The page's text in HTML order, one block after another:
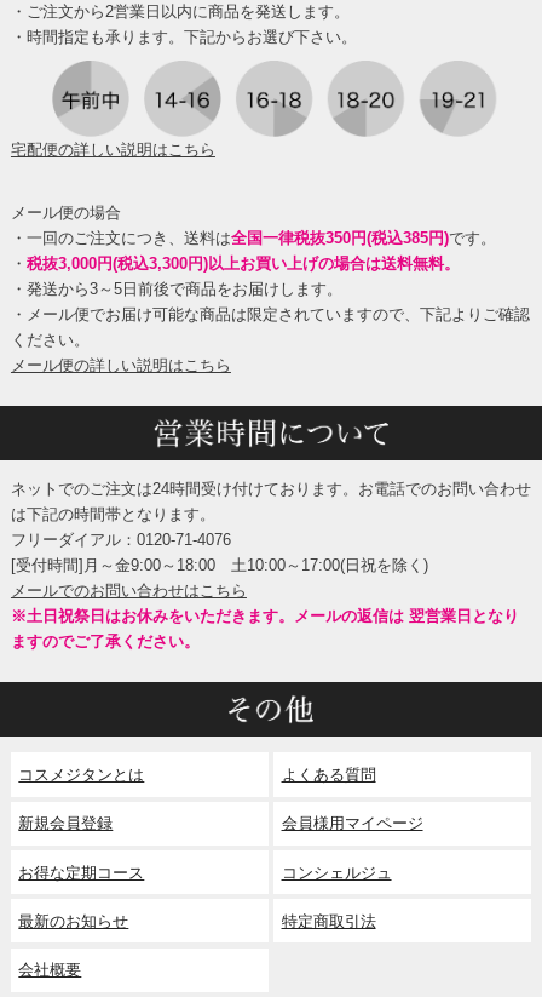
・ご注文から2営業日以内に商品を発送します。
・時間指定も承ります。下記からお選び下さい。
宅配便の詳しい説明はこちら
メール便の場合
・一回のご注文につき、送料は全国一律税抜350円(税込385円)です。
・ 税抜3,000円(税込3,300円)以上お買い上げの場合は送料無料。
・発送から3～5日前後で商品をお届けします。
・メール便でお届け可能な商品は限定されていますので、下記よりご確認
ください。
メール便の詳しい説明はこちら
ネットでのご注文は24時間受け付けております。お電話でのお問い合わせ
は下記の時間帯となります。
フリーダイアル：0120-71-4076
[受付時間]月～金9:00～18:00 土10:00～17:00(日祝を除く)
メールでのお問い合わせはこちら
※土日祝祭日はお休みをいただきます。メールの返信は 翌営業日となり
ますのでご了承ください。
コスメジタンとは
新規会員登録
お得な定期コース
最新のお知らせ
会社概要
よくある質問
会員様用マイページ
コンシェルジュ
特定商取引法